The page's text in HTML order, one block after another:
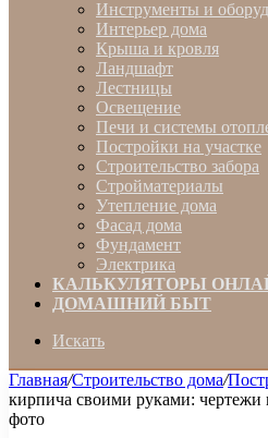
Инструменты и
Интерьер дома
Крыша и кровля
Ландшафт
Лестницы
Освещение
Печи и системы
Постройки на участке
Строительство забора
Стройматериалы
Утепление дома
Фасад дома
Фундамент
Электрика
КАЛЬКУЛЯТОРЫ
ДОМАШНИЙ БЫТ
Искать
Главная/Строительство дома/
кирпича своими руками: чертежи
фото